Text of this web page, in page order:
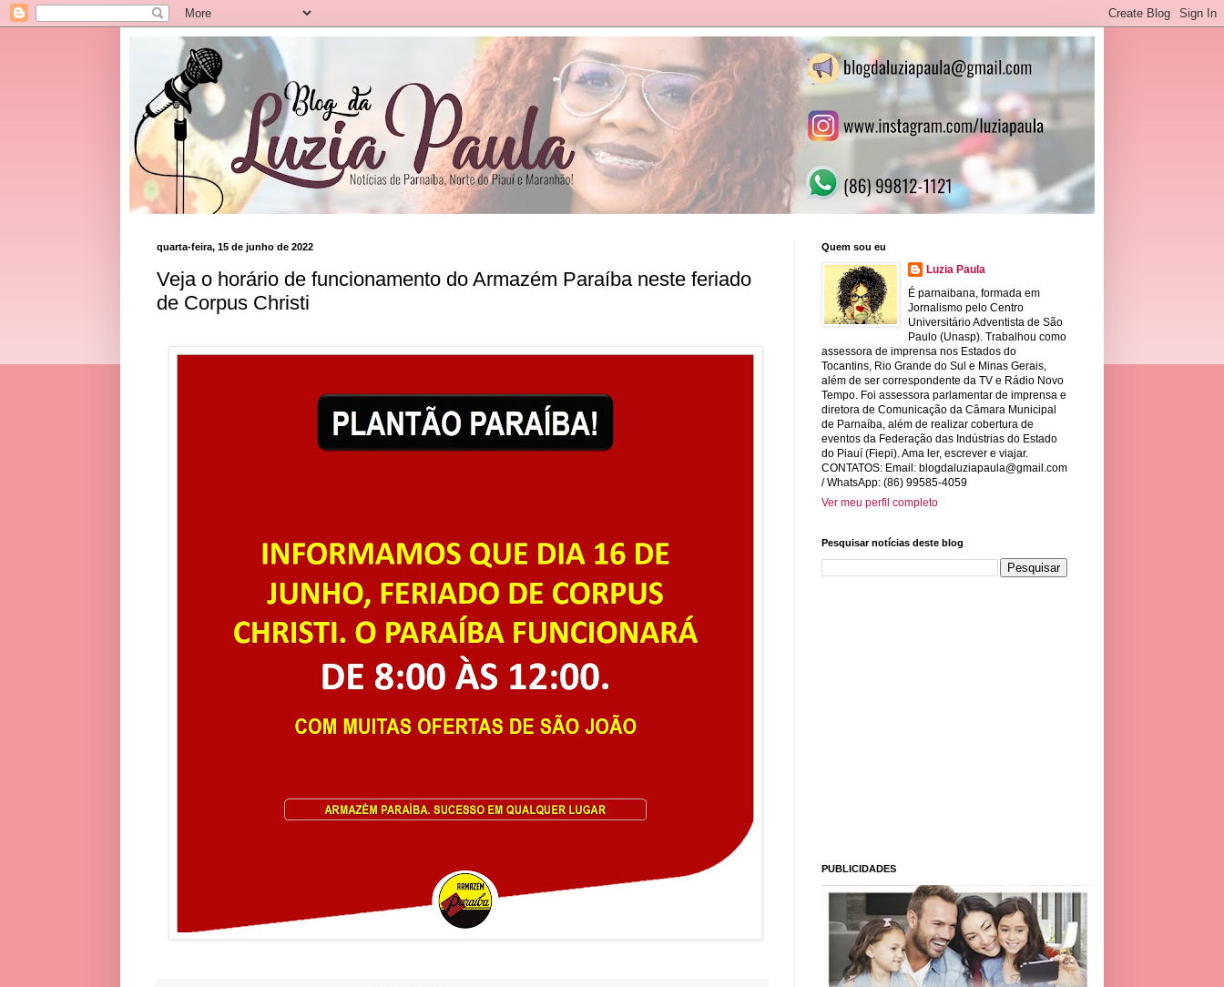
quarta-feira, 15 de junho de 2022
Veja o horário de funcionamento do Armazém Paraíba neste feriado
de Corpus Christi
Quem sou eu
Luzia Paula
É parnaibana, formada em
Jornalismo pelo Centro
Universitário Adventista de São
Paulo (Unasp). Trabalhou como
assessora de imprensa nos Estados do
Tocantins, Rio Grande do Sul e Minas Gerais,
além de ser correspondente da TV e Rádio Novo
Tempo. Foi assessora parlamentar de imprensa e
diretora de Comunicação da Câmara Municipal
de Parnaíba, além de realizar cobertura de
eventos da Federação das Indústrias do Estado
do Piauí (Fiepi). Ama ler, escrever e viajar.
CONTATOS: Email: blogdaluziapaula@gmail.com
/ WhatsApp: (86) 99585-4059
Ver meu perfil completo
Pesquisar notícias deste blog
PUBLICIDADES